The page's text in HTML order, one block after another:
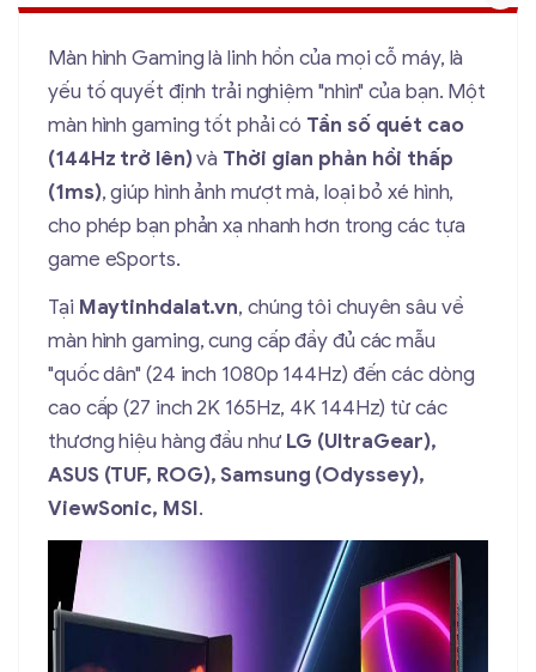
Màn hình Gaming là linh hồn của mọi cỗ máy, là
yếu tố quyết định trải nghiệm "nhìn" của bạn. Một
màn hình gaming tốt phải có Tần số quét cao
(144Hz trở lên)và Thời gian phản hồi thấp
(1ms), giúp hình ảnh mượt mà, loại bỏ xé hình,
cho phép bạn phản xạ nhanh hơn trong các tựa
game eSports.
Tại Maytinhdalat.vn, chúng tôi chuyên sâu về
màn hình gaming, cung cấp đầy đủ các mẫu
"quốc dân" (24 inch 1080p 144Hz) đến các dòng
cao cấp (27 inch 2K 165Hz, 4K 144Hz) từ các
thương hiệu hàng đầu như LG (UltraGear),
ASUS (TUF, ROG), Samsung (Odyssey),
ViewSonic, MSI.